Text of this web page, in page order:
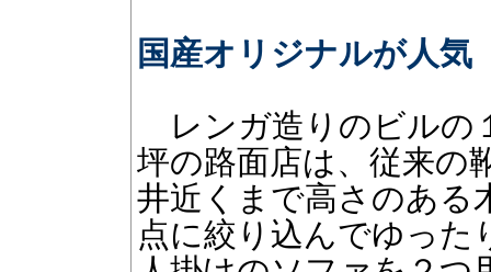
国産オリジナルが人気
レンガ造りのビルの
坪の路面店は、従来の
井近くまで高さのある
点に絞り込んでゆった